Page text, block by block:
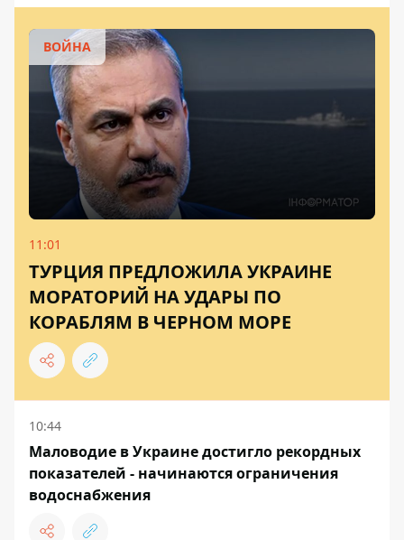
ВОЙНА
11:01
ТУРЦИЯ ПРЕДЛОЖИЛА УКРАИНЕ
МОРАТОРИЙ НА УДАРЫ ПО
КОРАБЛЯМ В ЧЕРНОМ МОРЕ
10:44
Маловодие в Украине достигло рекордных
показателей - начинаются ограничения
водоснабжения